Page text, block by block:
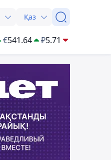
Қаз
€541.64 ₽5.71